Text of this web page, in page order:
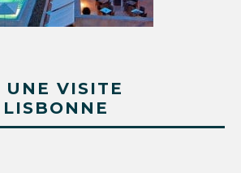
UNE VISITE